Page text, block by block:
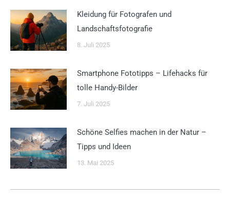
Kleidung für Fotografen und
Landschaftsfotografie
8. Juli 2025
Smartphone Fototipps – Lifehacks für
tolle Handy-Bilder
7. Juli 2025
Schöne Selfies machen in der Natur –
Tipps und Ideen
13. Mai 2025